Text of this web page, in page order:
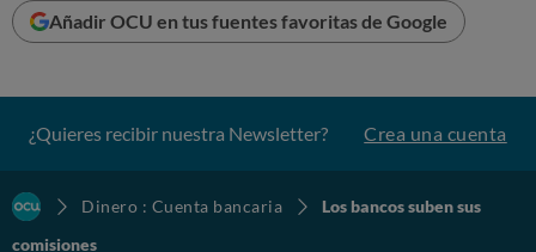
Añadir OCU en tus fuentes favoritas de Google
¿Quieres recibir nuestra Newsletter? Crea una cuenta
Dinero : Cuenta bancaria
Los bancos suben sus
comisiones